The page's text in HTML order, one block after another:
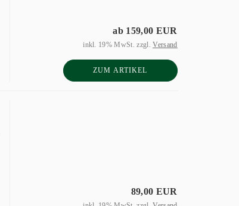
ab 159,00 EUR
inkl. 19% MwSt. zzgl.Versand
ZUM ARTIKEL
89,00 EUR